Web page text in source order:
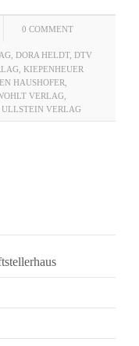
0 COMMENT
DORA HELDT, DTV
KIEPENHEUER
HAUSHOFER
VERLAG
ULLSTEIN VERLAG